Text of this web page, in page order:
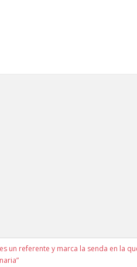
un referente y marca la senda en la